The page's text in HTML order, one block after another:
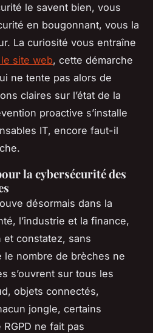
le savent bien, vous
en bougonnant, vous la
La curiosité vous entraîne
site web, cette démarche
ne tente pas alors de
claires sur l’état de la
proactive s’installe
IT, encore faut-il
la cybersécurité des
désormais dans la
l’industrie et la finance,
et constatez, sans
le nombre de brèches ne
s’ouvrent sur tous les
objets connectés,
jongle, certains
ne fait pas